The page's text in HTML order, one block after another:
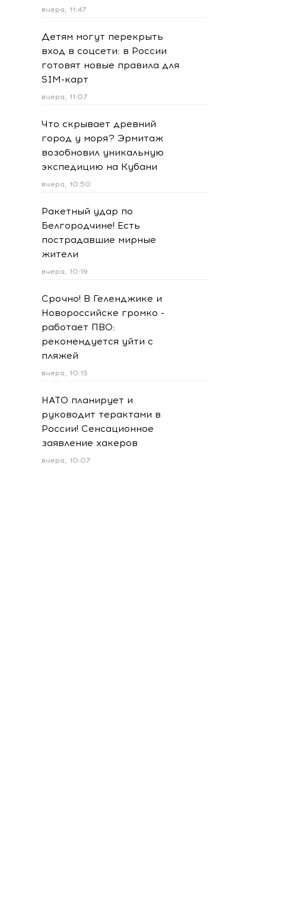
вчера, 11:47
Детям могут перекрыть
вход в соцсети: в России
готовят новые правила для
SIM-карт
вчера, 11:07
Что скрывает древний
город у моря? Эрмитаж
возобновил уникальную
экспедицию на Кубани
вчера, 10:50
Ракетный удар по
Белгородчине! Есть
пострадавшие мирные
жители
вчера, 10:19
Срочно! В Геленджике и
Новороссийске громко -
работает ПВО:
рекомендуется уйти с
пляжей
вчера, 10:13
НАТО планирует и
руководит терактами в
России! Сенсационное
заявление хакеров
вчера, 10:07